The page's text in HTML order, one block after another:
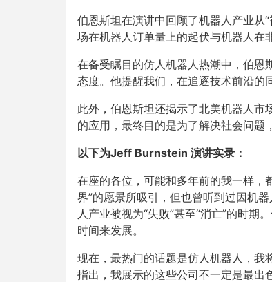
伯恩斯坦在演讲中回顾了机器人产业从
场在机器人订单量上的起伏与机器人在
在备受瞩目的仿人机器人热潮中，伯恩
态度。他提醒我们，在追逐技术前沿的
此外，伯恩斯坦还揭示了北美机器人
的应用，最终目的是为了解决社会问题
以下为Jeff Burnstein 演讲实录：
在座的各位，可能和多年前的我一样，
界”的愿景所吸引，但也曾听到过因机
人产业被视为“失败”甚至“消亡”的时
时间来发展。
现在，最热门的话题是仿人机器人，我
指出，我展示的这些公司不一定是最出